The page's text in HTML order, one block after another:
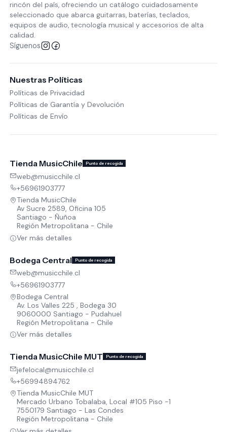
rincón del país, ofreciendo un catálogo cuidadosamente
seleccionado que abarca guitarras, baterías, teclados,
equipos de audio, tecnología musical y accesorios de alta
calidad.
Síguenos
Nuestras Políticas
Políticas de Privacidad
Políticas de Garantía y Devolución
Políticas de Envío
Tienda MusicChile Punto de recogida
web@musicchile.cl
+56961903777
Tienda MusicChile
Av Sucre 2589, Oficina 105
Santiago - Ñuñoa
Región Metropolitana - Chile
Ver más detalles
Bodega Central Punto de recogida
web@musicchile.cl
+56961903777
Bodega Central
Av. Los Valles 225 , Bodega 30
9060000 Santiago - Pudahuel
Región Metropolitana - Chile
Ver más detalles
Tienda MusicChile MUT Punto de recogida
jefelocal@musicchile.cl
+56994894762
Tienda MusicChile MUT
Mercado Urbano Tobalaba, Local #105 Piso -1
7550179 Santiago - Las Condes
Región Metropolitana - Chile